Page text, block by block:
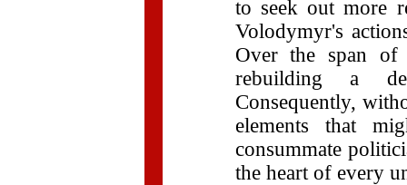
to seek out more
Volodymyr's
Over the span of
rebuilding a
Consequently,
elements that
consummate
the heart of every